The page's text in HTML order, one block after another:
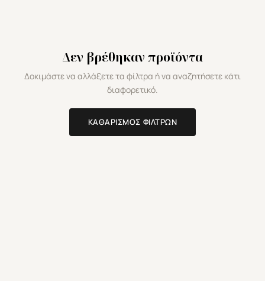
Δεν βρέθηκαν προϊόντα
Δοκιμάστε να αλλάξετε τα φίλτρα ή να αναζητήσετε κάτι
διαφορετικό.
ΚΑΘΑΡΙΣΜΌΣ ΦΊΛΤΡΩΝ